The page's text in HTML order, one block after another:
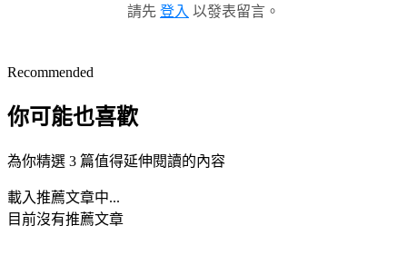
請先 登入 以發表留言。
Recommended
你可能也喜歡
為你精選 3 篇值得延伸閱讀的內容
載入推薦文章中...
目前沒有推薦文章